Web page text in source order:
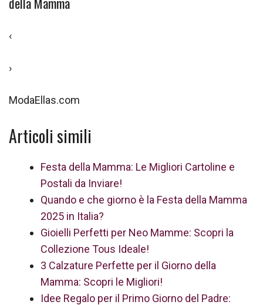
‹
›
ModaEllas.com
Articoli simili
Festa della Mamma: Le Migliori Cartoline e
Postali da Inviare!
Quando e che giorno è la Festa della Mamma
2025 in Italia?
Gioielli Perfetti per Neo Mamme: Scopri la
Collezione Tous Ideale!
3 Calzature Perfette per il Giorno della
Mamma: Scopri le Migliori!
Idee Regalo per il Primo Giorno del Padre: